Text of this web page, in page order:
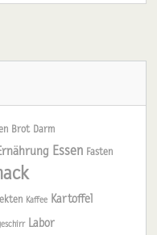
Brot Darm
Essen Fasten
Kaffee Kartoffel
Labor